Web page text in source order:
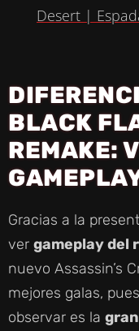
Desert |
BLACK
REMAKE:
Gracias a la
ver gameplay del
nuevo Assassin’s
mejores galas,
observar es la